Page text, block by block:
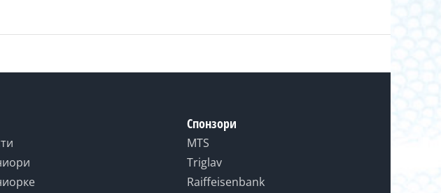
Спонзори
MTS
Triglav
Raiffeisenbank